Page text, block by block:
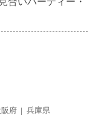
阪府 兵庫県